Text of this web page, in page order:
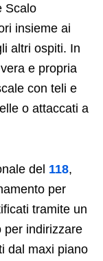
Scalo
insieme ai
altri ospiti. In
e propria
con teli e
o attaccati a
del 118,
per
tramite un
per indirizzare
dal maxi piano